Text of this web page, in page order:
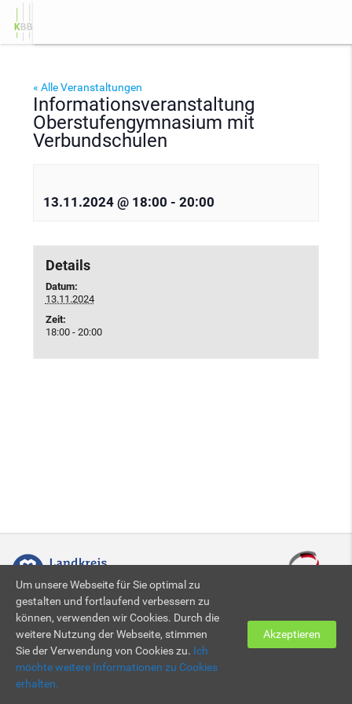
« Alle Veranstaltungen
Informationsveranstaltung
Oberstufengymnasium mit
Verbundschulen
13.11.2024 @ 18:00 -20:00
Details
Datum:
13.11.2024
Zeit:
18:00 - 20:00
Zertifiziert nach DIN EN ISO 9001:2015
© 2026 KBBZ Neunkirchen
Um unsere Webseite für Sie optimal zu
gestalten und fortlaufend verbessern zu
können, verwenden wir Cookies. Durch die
weitere Nutzung der Webseite, stimmen
Sie der Verwendung von Cookies zu. Ich
möchte weitere Informationen zu Cookies
erhalten.
Akzeptieren